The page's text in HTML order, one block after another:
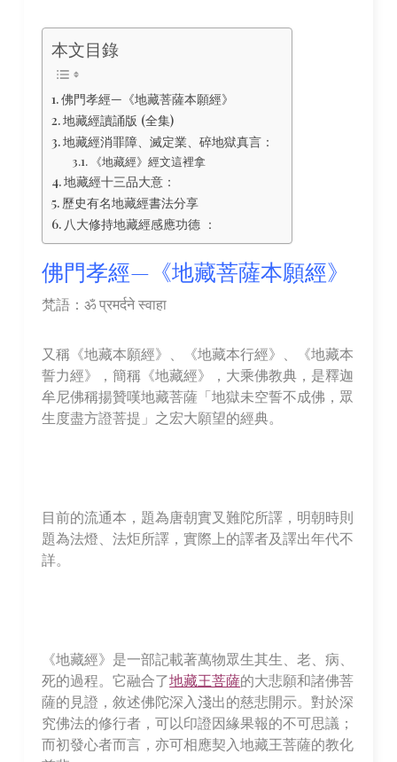
本文目錄
佛門孝經—《地藏菩薩本願經》
地藏經讀誦版 (全集)
地藏經消罪障、滅定業、碎地獄真言：
《地藏經》經文這裡拿
地藏經十三品大意：
歷史有名地藏經書法分享
八大修持地藏經感應功德 ：
佛門孝經—《地藏菩薩本願經》
梵語：ॐ प्रमर्दने स्वाहा
又稱《地藏本願經》、《地藏本行經》、《地藏本
誓力經》，簡稱《地藏經》，大乘佛教典，是釋迦
牟尼佛稱揚贊嘆地藏菩薩「地獄未空誓不成佛，眾
生度盡方證菩提」之宏大願望的經典。
目前的流通本，題為唐朝實叉難陀所譯，明朝時則
題為法燈、法炬所譯，實際上的譯者及譯出年代不
詳。
《地藏經》是一部記載著萬物眾生其生、老、病、
死的過程。它融合了地藏王菩薩的大悲願和諸佛菩
薩的見證，敘述佛陀深入淺出的慈悲開示。對於深
究佛法的修行者，可以印證因緣果報的不可思議；
而初發心者而言，亦可相應契入地藏王菩薩的教化